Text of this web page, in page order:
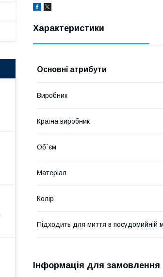
Характеристики
Основні атрибути
Виробник
Країна виробник
Об`єм
Матеріал
Колір
Підходить для миття в посудомийній
Інформація для замовлення